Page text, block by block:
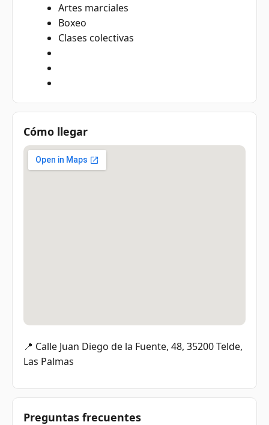
Artes marciales
Boxeo
Clases colectivas
Cómo llegar
📍 Calle Juan Diego de la Fuente, 48, 35200 Telde,
Las Palmas
Preguntas frecuentes